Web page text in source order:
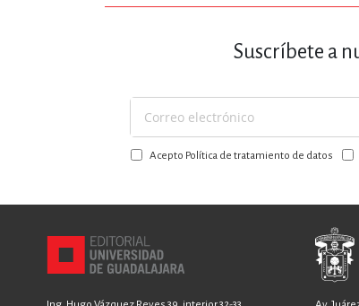
Suscríbete a
Suscríbase
a
nuestroAcepto Política de tratamiento de datos